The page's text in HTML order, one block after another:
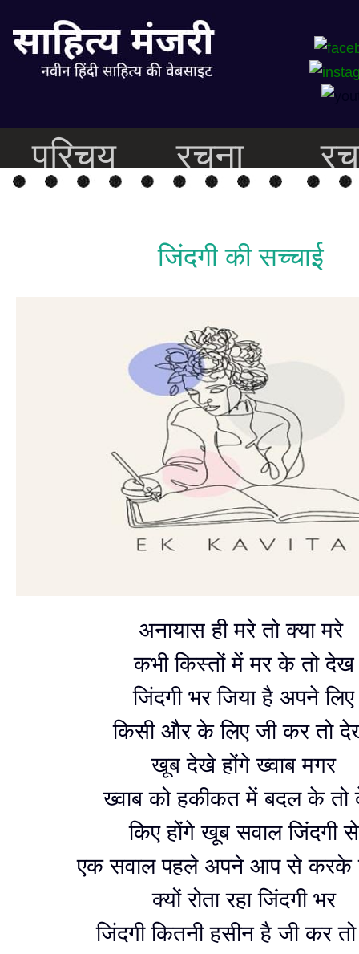
परिचय रचना
जिंदगी की सच्चाई
अनायास ही मरे तो क्या मरे
कभी किस्तों में मर के तो देख
जिंदगी भर जिया है अपने लिए
किसी और के लिए जी कर तो
खूब देखे होंगे ख्वाब मगर
ख्वाब को हकीकत में बदल के तो
किए होंगे खूब सवाल जिंदगी से
एक सवाल पहले अपने आप से करके
क्यों रोता रहा जिंदगी भर
जिंदगी कितनी हसीन है जी कर